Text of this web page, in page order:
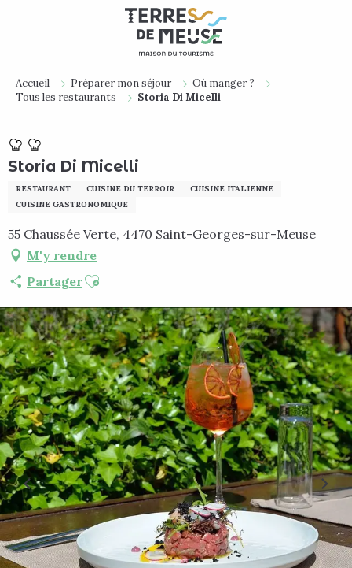
Accueil Préparer mon séjour
Où manger ?
Tous les restaurants
Storia Di Micelli
Storia Di Micelli
RESTAURANT CUISINE DU TERROIR
CUISINE ITALIENNE
CUISINE GASTRONOMIQUE
55 Chaussée Verte, 4470 Saint-Georges-sur-Meuse
M'y rendre
PartagerAjouter aux favoris